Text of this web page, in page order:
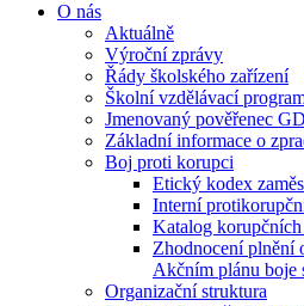
O nás
Aktuálně
Výroční zprávy
Řády školského zařízení
Školní vzdělávací
Jmenovaný pověřenec
Základní informace o
Boj proti korupci
Etický kodex
Interní
Katalog
Zhodnocení plnění
Akčním plánu boje
Organizační struktura